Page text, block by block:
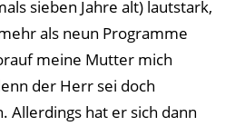
sieben Jahre alt) lautstark,
als neun Programme
meine Mutter mich
der Herr sei doch
Allerdings hat er sich dann